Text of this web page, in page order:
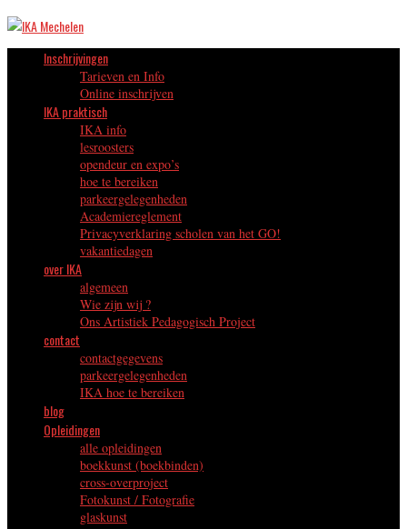
Inschrijvingen
Tarieven en Info
Online inschrijven
IKA praktisch
IKA info
lesroosters
opendeur en expo’s
hoe te bereiken
parkeergelegenheden
Academiereglement
Privacyverklaring scholen van het GO!
vakantiedagen
over IKA
algemeen
Wie zijn wij ?
Ons Artistiek Pedagogisch Project
contact
contactgegevens
parkeergelegenheden
IKA hoe te bereiken
blog
Opleidingen
alle opleidingen
boekkunst (boekbinden)
cross-overproject
Fotokunst / Fotografie
glaskunst